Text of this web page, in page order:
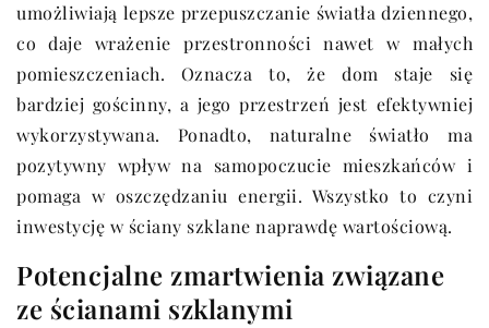
umożliwiają lepsze przepuszczanie światła dziennego,
co daje wrażenie przestronności nawet w małych
pomieszczeniach. Oznacza to, że dom staje się
bardziej gościnny, a jego przestrzeń jest efektywniej
wykorzystywana. Ponadto, naturalne światło ma
pozytywny wpływ na samopoczucie mieszkańców i
pomaga w oszczędzaniu energii. Wszystko to czyni
inwestycję w ściany szklane naprawdę wartościową.
Potencjalne zmartwienia związane
ze ścianami szklanymi